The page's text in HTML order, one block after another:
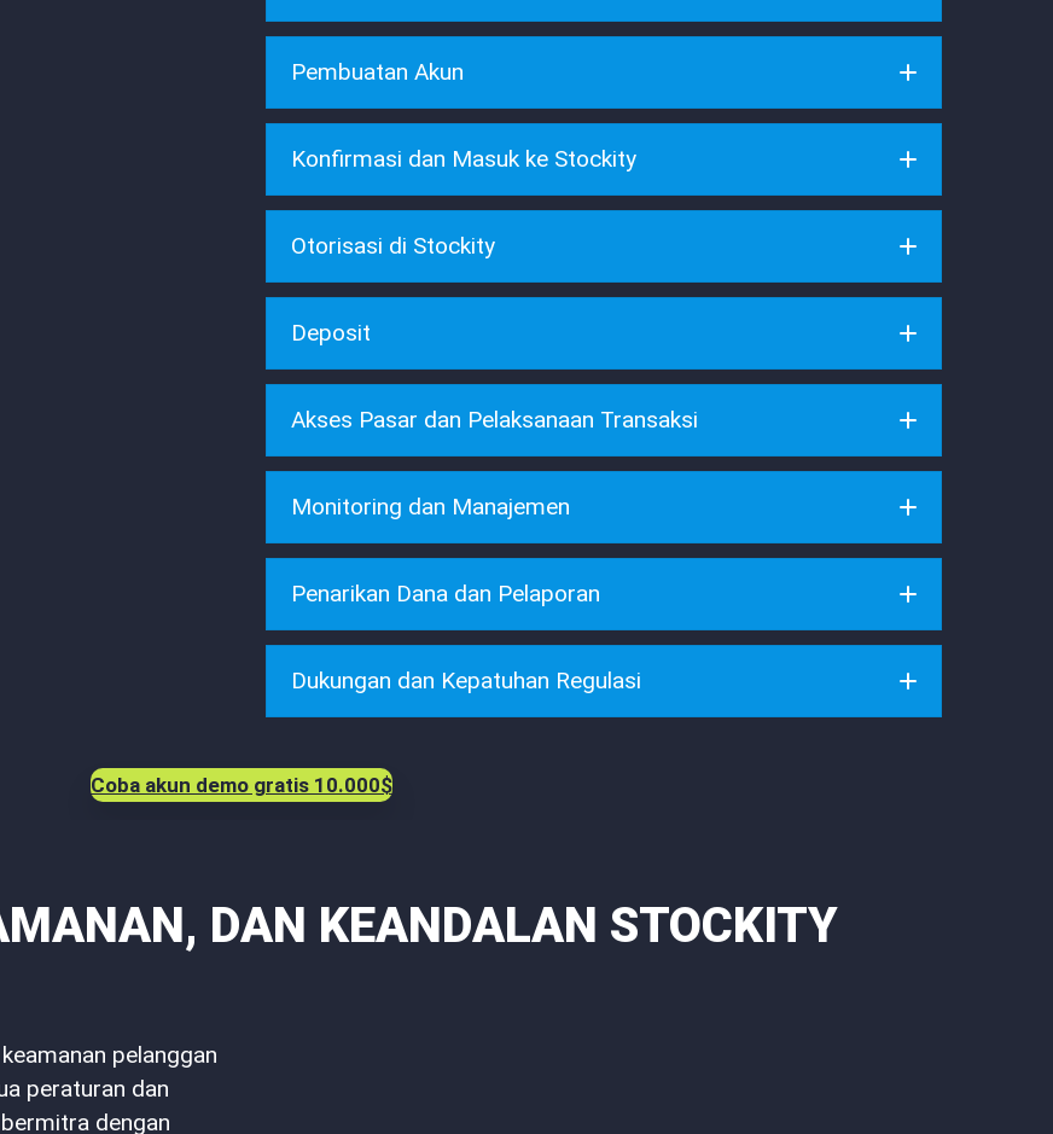
Pembuatan Akun
Konfirmasi dan Masuk ke Stockity
verifikasi
Otorisasi di Stockity
Deposit
Akses Pasar dan Pelaksanaan Transaksi
Monitoring dan Manajemen
Penarikan Dana dan Pelaporan
Dukungan dan Kepatuhan Regulasi
Coba akun demo gratis 10.000$
DAN KEANDALAN STOCKITY
pelanggan
peraturan dan
dengan